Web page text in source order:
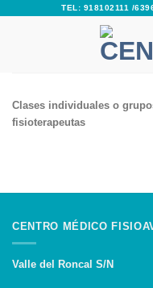
TEL: 918102111 /
Clases individuales o
fisioterapeutas
CENTRO MÉDICO
Valle del Roncal S/N